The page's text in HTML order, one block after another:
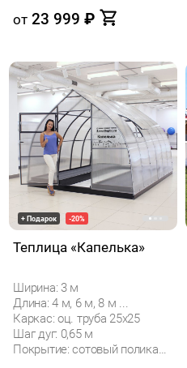
от 23 999 ₽
+ Подарок -20%
Теплица «Капелька»
Ширина: 3 м
Длина: 4 м, 6 м, 8 м ...
Каркас: оц. труба 25х25
Шаг дуг: 0,65 м
Покрытие: сотовый поликарбонат